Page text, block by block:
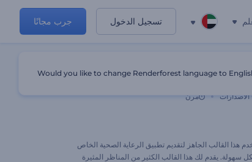
تسجيل الدخول جرب مجانًا
الاصدارات مرن
هذا القالب الجاهز لتقديم تطبيق الرعاية الصحية الخاص
سهولة. يقدم لك هذا القالب الكثير من المناظر المثيرة
Would you like to change Renderforest language to